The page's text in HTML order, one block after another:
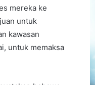
mereka ke
untuk
kawasan
untuk memaksa